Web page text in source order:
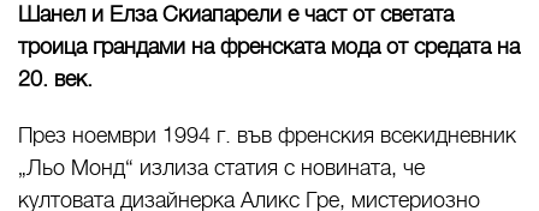
Шанел и Елза Скиапарели е част от светата
троица грандами на френската мода от средата на
20. век.
През ноември 1994 г. във френския всекидневник
„Льо Монд“ излиза статия с новината, че
култовата дизайнерка Аликс Гре, мистериозно